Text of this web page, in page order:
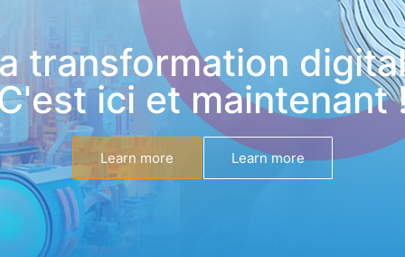
transformation
ici et maintenant
Learn more Learn more